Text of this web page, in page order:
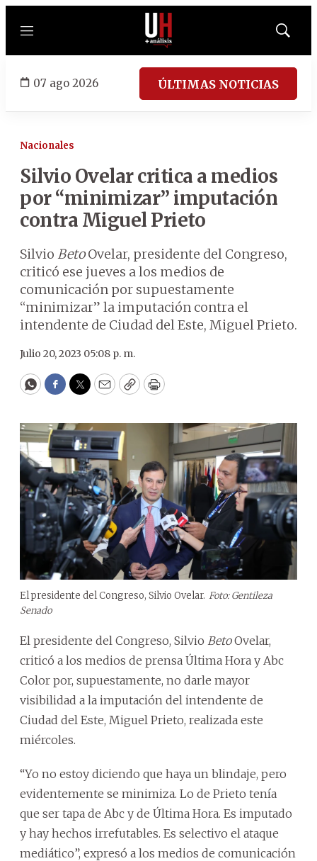
Menú
Mostrar
07 ago 2026 ÚLTIMAS NOTICIAS
Nacionales
Silvio Ovelar critica a medios
por “minimizar” imputación
contra Miguel Prieto
Silvio BetoOvelar, presidente del Congreso,
criticó ese jueves a los medios de
comunicación por supuestamente
“minimizar” la imputación contra el
intendente de Ciudad del Este, Miguel Prieto.
Julio 20, 2023 05:08 p. m.
WhatsApp
Facebook
Twitter
EmailCopyPrint
El presidente del Congreso, Silvio Ovelar. Foto: Gentileza
Senado
El presidente del Congreso, Silvio BetoOvelar,
criticó a los medios de prensa Última Hora y Abc
Color por, supuestamente, no darle mayor
visibilidad a la imputación del intendente de
Ciudad del Este, Miguel Prieto, realizada este
miércoles.
“Yo no estoy diciendo que haya un blindaje, pero
evidentemente se minimiza. Lo de Prieto tenía
que ser tapa de Abc y de Última Hora. Es imputado
y hay hechos irrefutables. Es selectivo el ataque
mediático”, expresó a los medios de comunicación